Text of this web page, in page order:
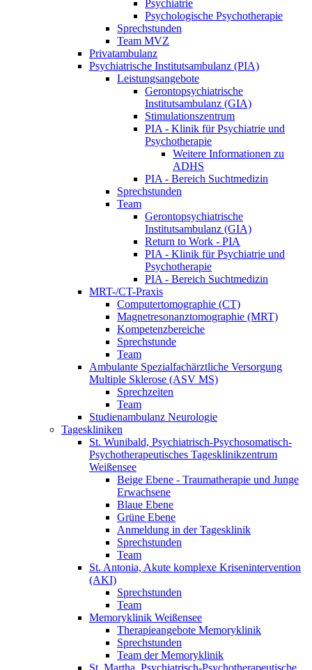
Psychiatrie
Psychologische Psychotherapie
Sprechstunden
Team MVZ
Privatambulanz
Psychiatrische Institutsambulanz (PIA)
Leistungsangebote
Gerontopsychiatrische
Institutsambulanz (GIA)
Stimulationszentrum
PIA - Klinik für Psychiatrie und
Psychotherapie
Weitere Informationen zu
ADHS
PIA - Bereich Suchtmedizin
Sprechstunden
Team
Gerontopsychiatrische
Institutsambulanz (GIA)
Return to Work - PIA
PIA - Klinik für Psychiatrie und
Psychotherapie
PIA - Bereich Suchtmedizin
MRT-/CT-Praxis
Computertomographie (CT)
Magnetresonanztomographie (MRT)
Kompetenzbereiche
Sprechstunde
Team
Ambulante Spezialfachärztliche Versorgung
Multiple Sklerose (ASV MS)
Sprechzeiten
Team
Studienambulanz Neurologie
Tageskliniken
St. Wunibald, Psychiatrisch-Psychosomatisch-
Psychotherapeutisches Tagesklinikzentrum
Weißensee
Beige Ebene - Traumatherapie und Junge
Erwachsene
Blaue Ebene
Grüne Ebene
Anmeldung in der Tagesklinik
Sprechstunden
Team
St. Antonia, Akute komplexe Krisenintervention
(AKI)
Sprechstunden
Team
Memoryklinik Weißensee
Therapieangebote Memoryklinik
Sprechstunden
Team der Memoryklinik
St. Martha, Psychiatrisch-Psychotherapeutische